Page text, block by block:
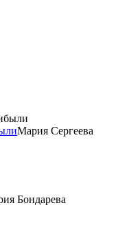
Мария Сергеева
Бондарева